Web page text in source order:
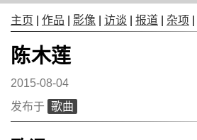
主页 作品 影像 访谈 报道 杂项
陈木莲
2015-08-04
发布于 歌曲